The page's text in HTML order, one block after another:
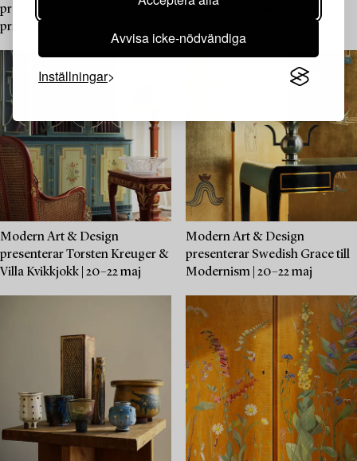
Avvisa icke-nödvändiga
Inställningar
presenterar Verk ur en svensk
privatsamling | 20–22 maj
Modern Art & Design
presenterar Torsten Kreuger &
Villa Kvikkjokk | 20–22 maj
Modern Art & Design
presenterar Swedish Grace till
Modernism | 20–22 maj